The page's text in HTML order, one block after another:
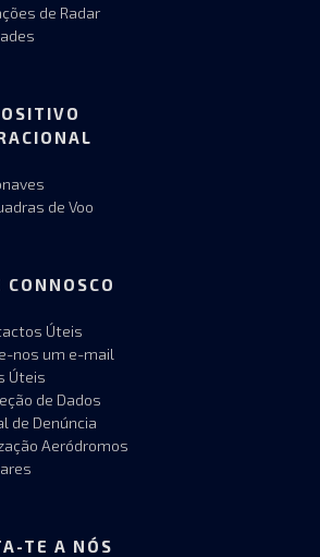
de Radar
de Voo
CONNOSCO
Úteis
nos um e-mail
Úteis
de Dados
de Denúncia
Aeródromos
TE A NÓS